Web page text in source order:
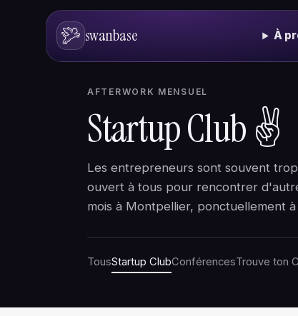
swanbase À
AFTERWORK MENSUEL
Startup Club✌️
Les entrepreneurs sont souvent
ouvert à tous pour rencontrer
mois à Montpellier, ponctuellement
TousStartup ClubConférencesTrouve ton